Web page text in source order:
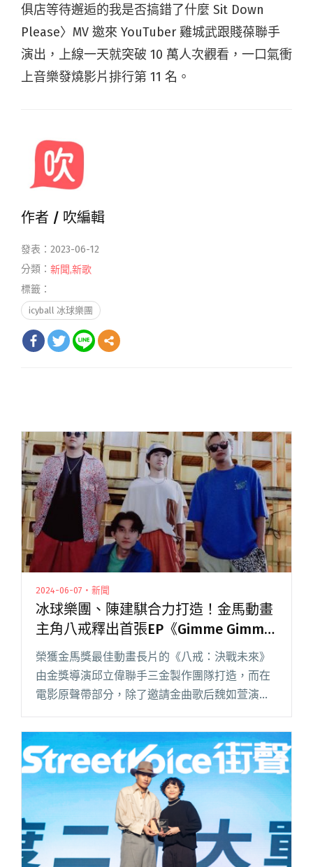
俱店等待邂逅的我是否搞錯了什麼 Sit Down
Please〉MV 邀來 YouTuber 雞城武跟賤葆聯手
演出，上線一天就突破 10 萬人次觀看，一口氣衝
上音樂發燒影片排行第 11 名。
作者 / 吹編輯
發表：2023-06-12
分類： 新聞,新歌
標籤：
icyball 冰球樂團
2024-06-07・新聞
冰球樂團、陳建騏合力打造！金馬動畫
主角八戒釋出首張EP《Gimme Gimme
Love》
榮獲金馬獎最佳動畫長片的《八戒：決戰未來》
由金獎導演邱立偉聯手三金製作團隊打造，而在
電影原聲帶部分，除了邀請金曲歌后魏如萱演唱
此部電影動畫的主角八戒於今年化身「重」量級
的新人歌手，正式發行了自己的首閱讀全文 "冰
球樂團、陳建騏合力打造！金馬動畫主角八戒釋
出首張EP《Gimme Gimme Love》"